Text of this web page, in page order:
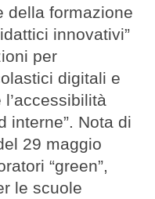
della formazione
innovativi”
per
digitali e
interne”. Nota di
29 maggio
“green”,
le scuole